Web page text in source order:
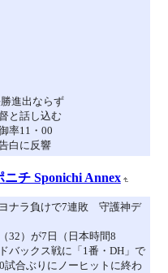
進出ならず
と話し込む
率11・00
白に反響
ニチ Sponichi Annex
ナラ負けで7連敗 守護神デ
32）が7日（日本時間8
バックス戦に「1番・DH」で
試合ぶりにノーヒットに終わ